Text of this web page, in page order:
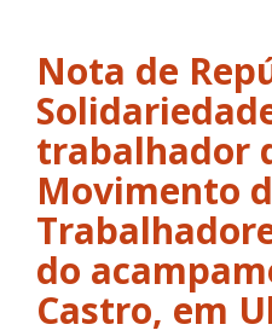
Nota de
trabalhador
Movimento
do
Castro, em